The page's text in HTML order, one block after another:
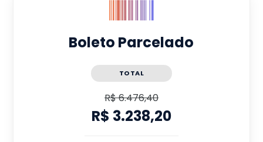
Boleto Parcelado
TOTAL
R$ 6.476,40
R$ 3.238,20